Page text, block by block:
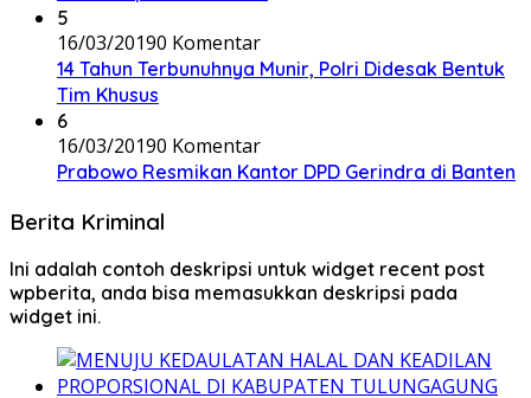
5
16/03/20190 Komentar
14 Tahun Terbunuhnya Munir, Polri Didesak Bentuk
Tim Khusus
6
16/03/20190 Komentar
Prabowo Resmikan Kantor DPD Gerindra di Banten
Berita Kriminal
Ini adalah contoh deskripsi untuk widget recent post
wpberita, anda bisa memasukkan deskripsi pada
widget ini.